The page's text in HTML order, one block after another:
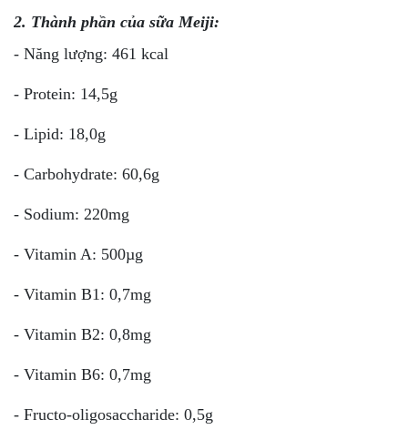
2. Thành phần của sữa Meiji:
- Năng lượng: 461 kcal
- Protein: 14,5g
- Lipid: 18,0g
- Carbohydrate: 60,6g
- Sodium: 220mg
- Vitamin A: 500µg
- Vitamin B1: 0,7mg
- Vitamin B2: 0,8mg
- Vitamin B6: 0,7mg
- Fructo-oligosaccharide: 0,5g